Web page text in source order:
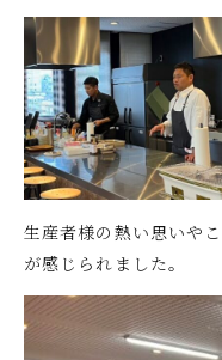
生産者様の熱い思いや
が感じられました。